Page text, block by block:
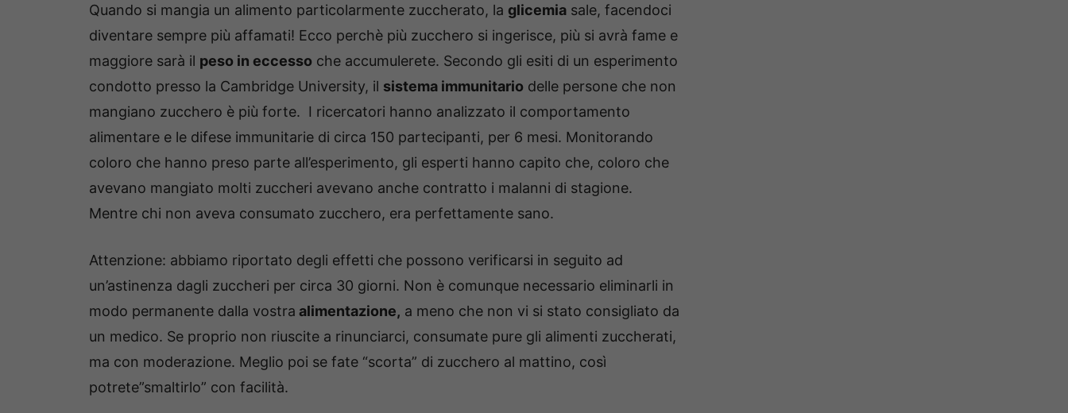
Quando si mangia un alimento particolarmente zuccherato, la glicemia sale, facendoci
diventare sempre più affamati! Ecco perchè più zucchero si ingerisce, più si avrà fame e
maggiore sarà il peso in eccesso che accumulerete. Secondo gli esiti di un esperimento
condotto presso la Cambridge University, il sistema immunitario delle persone che non
mangiano zucchero è più forte. I ricercatori hanno analizzato il comportamento
alimentare e le difese immunitarie di circa 150 partecipanti, per 6 mesi. Monitorando
coloro che hanno preso parte all’esperimento, gli esperti hanno capito che, coloro che
avevano mangiato molti zuccheri avevano anche contratto i malanni di stagione.
Mentre chi non aveva consumato zucchero, era perfettamente sano.
Attenzione: abbiamo riportato degli effetti che possono verificarsi in seguito ad
un’astinenza dagli zuccheri per circa 30 giorni. Non è comunque necessario eliminarli in
modo permanente dalla vostra alimentazione, a meno che non vi si stato consigliato da
un medico. Se proprio non riuscite a rinunciarci, consumate pure gli alimenti zuccherati,
ma con moderazione. Meglio poi se fate “scorta” di zucchero al mattino, così
potrete”smaltirlo” con facilità.